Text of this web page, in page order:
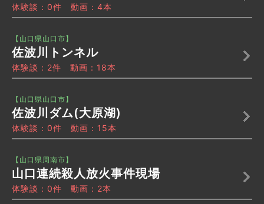
体験談：0件 動画：4本
【山口県山口市】
佐波川トンネル
体験談：2件 動画：18本
【山口県山口市】
佐波川ダム(大原湖)
体験談：0件 動画：15本
【山口県周南市】
山口連続殺人放火事件現場
体験談：0件 動画：2本